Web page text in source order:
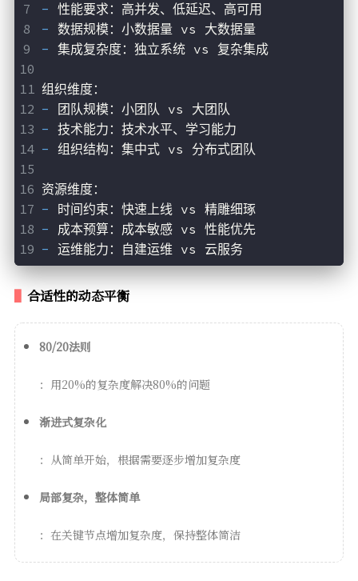
- 性能要求：高并发、低延迟、高可用
- 数据规模：小数据量 vs 大数据量
- 集成复杂度：独立系统 vs 复杂集成
组织维度：
-
团队规模：小团队 vs 大团队
- 技术能力：技术水平、学习能力
- 组织结构：集中式 vs 分布式团队
资源维度：
- 时间约束：快速上线 vs 精雕细琢
- 成本预算：成本敏感 vs 性能优先
- 运维能力：自建运维 vs 云服务
合适性的动态平衡
80/20法则
：用20%的复杂度解决80%的问题
渐进式复杂化
：从简单开始，根据需要逐步增加复杂度
局部复杂，整体简单
：在关键节点增加复杂度，保持整体简洁